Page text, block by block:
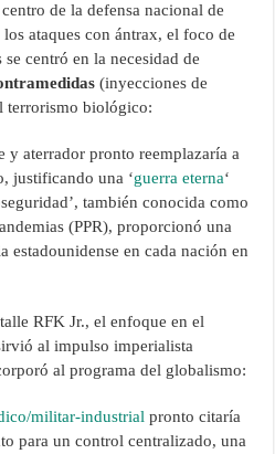
de la defensa nacional de
ataques con ántrax, el foco de
centró en la necesidad de
(inyecciones de
terrorismo biológico:
y aterrador pronto reemplazaría a
justificando una ‘guerra eterna‘
también conocida como
(PPR), proporcionó una
estadounidense en cada nación en
RFK Jr., el enfoque en el
al impulso imperialista
al programa del globalismo:
militar-industrial pronto citaría
para un control centralizado, una